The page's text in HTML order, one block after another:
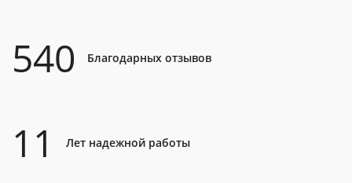
540 Благодарных отзывов
11 Лет надежной работы